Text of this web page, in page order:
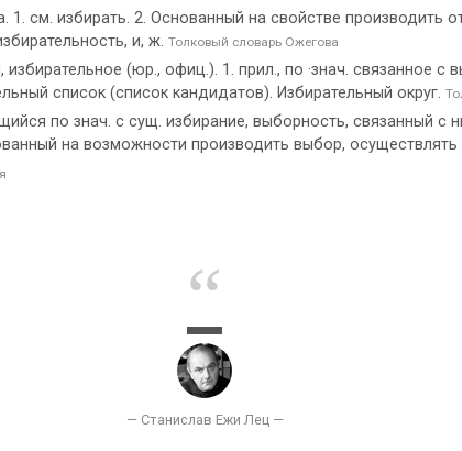
см. избирать. 2. Основанный на свойстве производить
и, ж. Толковый словарь Ожегова
(юр., офиц.). 1. прил., по ·знач. связанное с
список (список кандидатов). Избирательный округ.
по знач. с сущ. избирание, выборность, связанный с
на возможности производить выбор, осуществлять